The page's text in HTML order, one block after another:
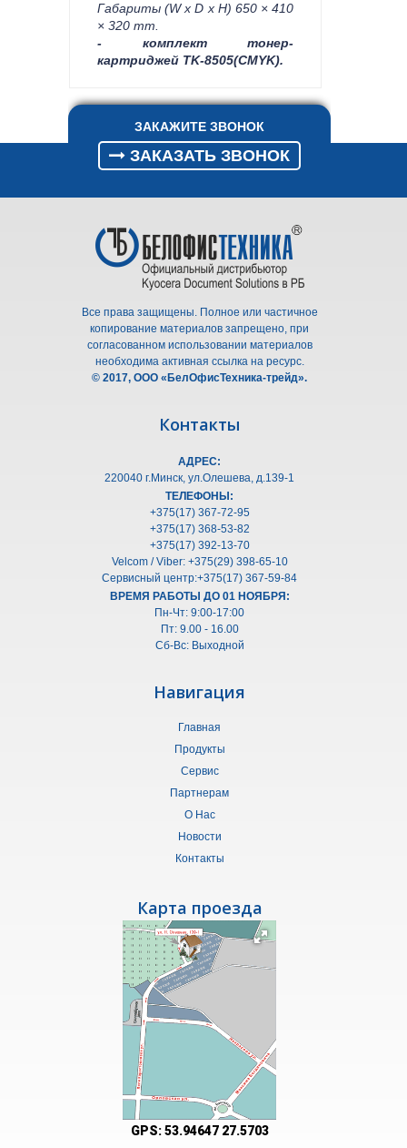
Габариты (W x D x H) 650 × 410
× 320 mm.
- комплект тонер-
картриджей TK-8505(CMYK).
ЗАКАЖИТЕ ЗВОНОК
ЗАКАЗАТЬ ЗВОНОК
Все права защищены. Полное или частичное
копирование материалов запрещено, при
согласованном использовании материалов
необходима активная ссылка на ресурс.
© 2017, ООО «БелОфисТехника-трейд».
Контакты
АДРЕС:
220040 г.Минск, ул.Олешeва, д.139-1
ТЕЛЕФОНЫ:
+375(17) 367-72-95
+375(17) 368-53-82
+375(17) 392-13-70
Velcom / Viber: +375(29) 398-65-10
Сервисный центр:+375(17) 367-59-84
ВРЕМЯ РАБОТЫ ДО 01 НОЯБРЯ:
Пн-Чт: 9:00-17:00
Пт: 9.00 - 16.00
Сб-Вс: Выходной
Навигация
Главная
Продукты
Сервис
Партнерам
О Нас
Новости
Контакты
Карта проезда
GPS:53.94647 27.5703